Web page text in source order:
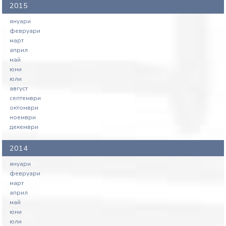
2015
януари
февруари
март
април
май
юни
юли
август
септември
октомври
ноември
декември
2014
януари
февруари
март
април
май
юни
юли